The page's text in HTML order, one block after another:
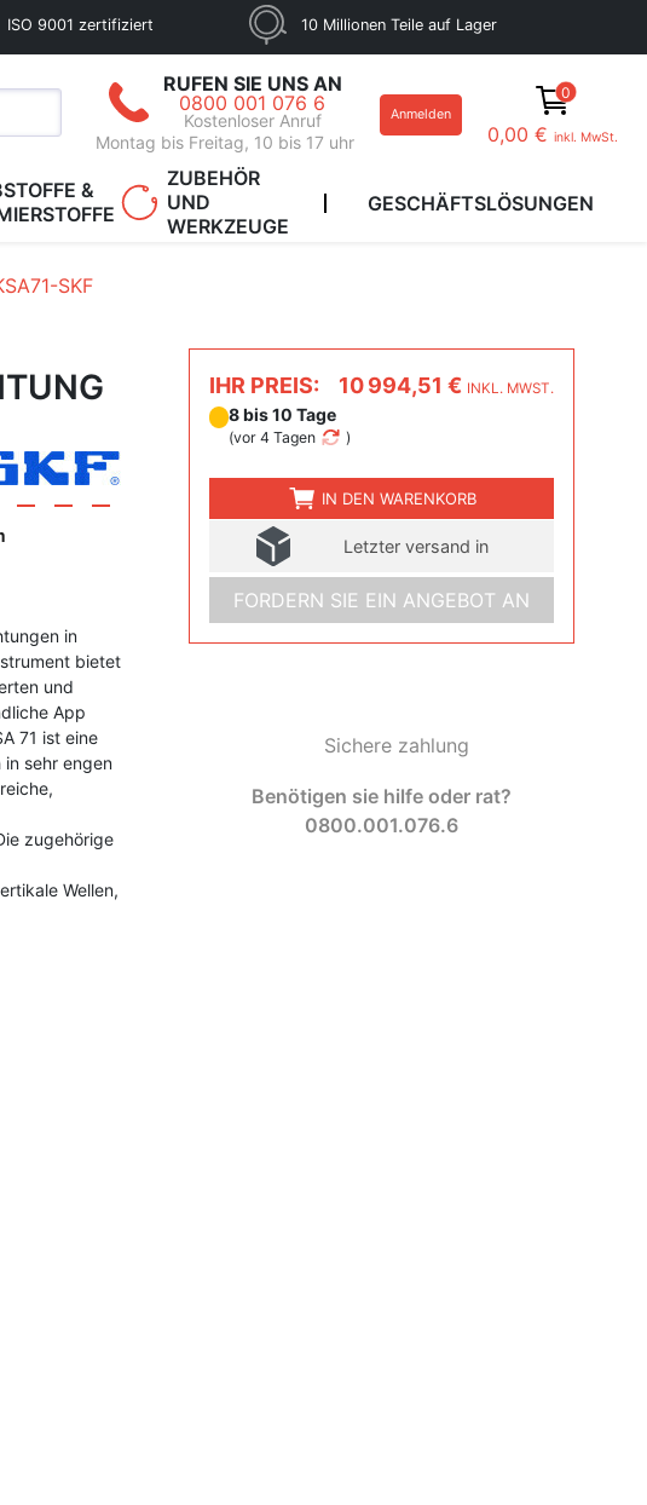
ISO 9001 zertifiziert 10 Millionen Teile auf Lager
RUFEN SIE UNS AN
0800 001 076 6
Kostenloser Anruf
Montag bis Freitag, 10 bis 17 uhr
Anmelden
0
0,00 € inkl. MwSt.
&
ZUBEHÖR
UND
WERKZEUGE
GESCHÄFTSLÖSUNGEN
SKF
in
bietet
und
App
71 ist eine
sehr engen
zugehörige
Wellen,
IHR PREIS: 10 994,51 € INKL. MWST.
8 bis 10 Tage
(vor 4 Tagen )
IN DEN WARENKORB
Letzter versand in
FORDERN SIE EIN ANGEBOT AN
Sichere zahlung
Benötigen sie hilfe oder rat?
0800.001.076.6